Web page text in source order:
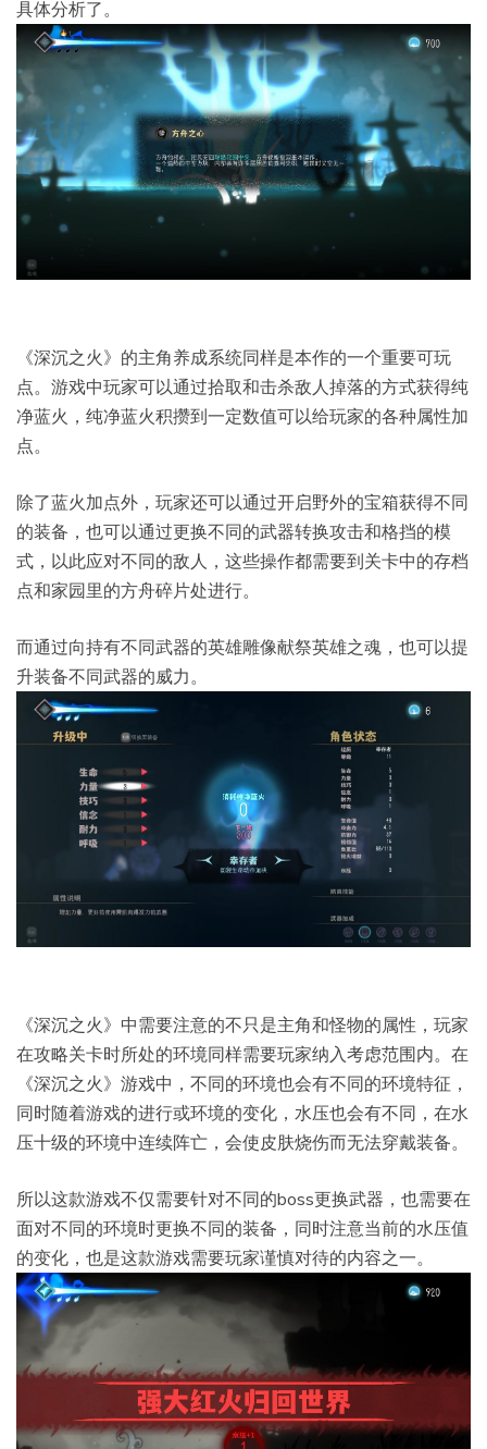
具体分析了。
《深沉之火》的主角养成系统同样是本作的一个重要可玩
点。游戏中玩家可以通过拾取和击杀敌人掉落的方式获得纯
净蓝火，纯净蓝火积攒到一定数值可以给玩家的各种属性加
点。
除了蓝火加点外，玩家还可以通过开启野外的宝箱获得不同
的装备，也可以通过更换不同的武器转换攻击和格挡的模
式，以此应对不同的敌人，这些操作都需要到关卡中的存档
点和家园里的方舟碎片处进行。
而通过向持有不同武器的英雄雕像献祭英雄之魂，也可以提
升装备不同武器的威力。
《深沉之火》中需要注意的不只是主角和怪物的属性，玩家
在攻略关卡时所处的环境同样需要玩家纳入考虑范围内。在
《深沉之火》游戏中，不同的环境也会有不同的环境特征，
同时随着游戏的进行或环境的变化，水压也会有不同，在水
压十级的环境中连续阵亡，会使皮肤烧伤而无法穿戴装备。
所以这款游戏不仅需要针对不同的boss更换武器，也需要在
面对不同的环境时更换不同的装备，同时注意当前的水压值
的变化，也是这款游戏需要玩家谨慎对待的内容之一。